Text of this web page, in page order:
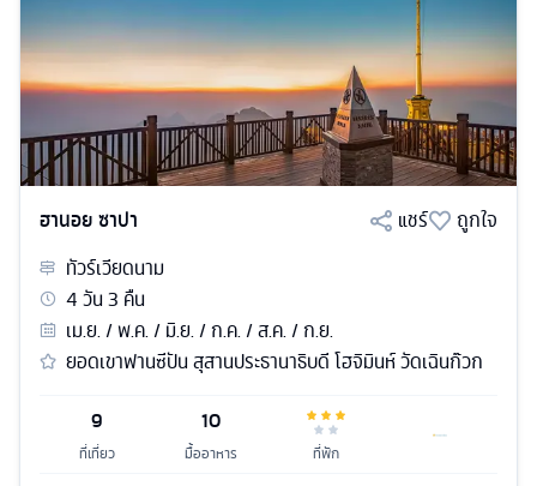
ฮานอย ซาปา แชร์
ถูกใจ
ทัวร์เวียดนาม
4วัน3 คืน
เม.ย. / พ.ค. / มิ.ย. / ก.ค. / ส.ค. / ก.ย.
ยอดเขาฟานซีปัน สุสานประธานาธิบดี โฮจิมินห์ วัดเฉินก๊วก
9
ที่เที่ยว
10
มื้ออาหาร ที่พัก